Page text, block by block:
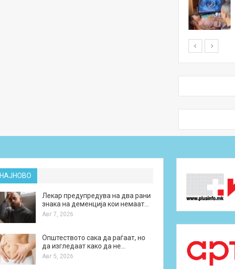
НАЈНОВО
Лекар предупредува на два рани
знака на деменција кои немаат…
Авг 7, 2026
Општеството сака да раѓаат, но
да изгледаат како да не…
Авг 5, 2026